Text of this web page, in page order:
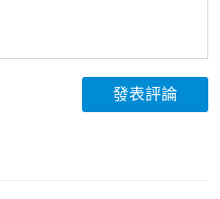
發表評論